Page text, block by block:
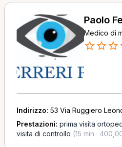
Paolo
Medico di
Indirizzo: 53 Via Ruggiero
Prestazioni: prima visita
visita di controllo (15 min ·